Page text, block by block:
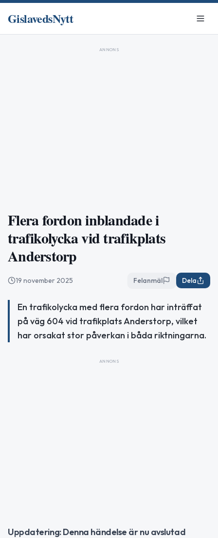
GislavedsNytt
ANNONS
Flera fordon inblandade i
trafikolycka vid trafikplats
Anderstorp
19 november 2025 Felanmäl Dela
En trafikolycka med flera fordon har inträffat
på väg 604 vid trafikplats Anderstorp, vilket
har orsakat stor påverkan i båda riktningarna.
ANNONS
Uppdatering: Denna händelse är nu avslutad